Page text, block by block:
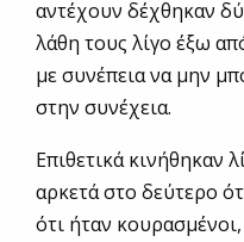
αντέχουν δέχθηκαν
λάθη τους λίγο έξω
με συνέπεια να μην
στην συνέχεια.
Επιθετικά κινήθηκαν
αρκετά στο δεύτερο
ότι ήταν